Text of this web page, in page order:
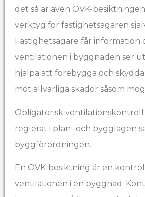
det så är även OVK-
verktyg för fastighetsägaren
Fastighetsägare får information
ventilationen i byggnaden ser
hjälpa att förebygga och
mot allvarliga skador såsom
Obligatorisk ventilationskontroll
reglerat i plan- och bygglagen
byggförordningen.
En OVK-besiktning är en
ventilationen i en byggnad.